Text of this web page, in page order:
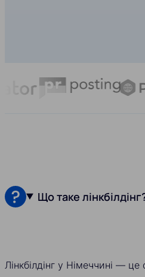
Що таке
Лінкбілдінг у Німеччині —